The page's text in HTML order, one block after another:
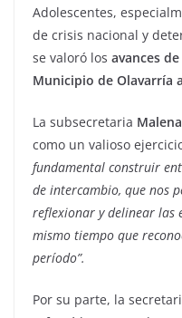
Adolescentes,
de crisis nacional y
se valoró los avances
Municipio de Olavarría
La subsecretaria
como un valioso
fundamental construir
de intercambio, que nos
reflexionar y delinear las
mismo tiempo que
período”.
Por su parte, la